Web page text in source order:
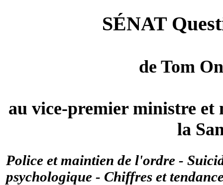
SÉNAT
de Tom
au vice-premier ministre et
la
Police et maintien de l'ordre -
psychologique - Chiffres et